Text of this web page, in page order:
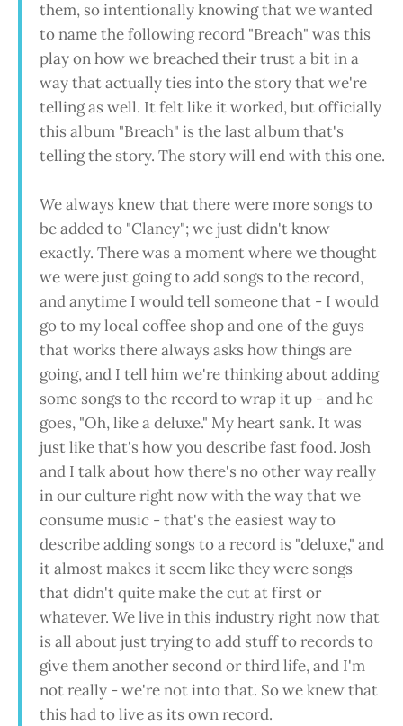
them, so intentionally knowing that we wanted
to name the following record "Breach" was this
play on how we breached their trust a bit in a
way that actually ties into the story that we're
telling as well. It felt like it worked, but officially
this album "Breach" is the last album that's
telling the story. The story will end with this one.
We always knew that there were more songs to
be added to "Clancy"; we just didn't know
exactly. There was a moment where we thought
we were just going to add songs to the record,
and anytime I would tell someone that - I would
go to my local coffee shop and one of the guys
that works there always asks how things are
going, and I tell him we're thinking about adding
some songs to the record to wrap it up - and he
goes, "Oh, like a deluxe." My heart sank. It was
just like that's how you describe fast food. Josh
and I talk about how there's no other way really
in our culture right now with the way that we
consume music - that's the easiest way to
describe adding songs to a record is "deluxe," and
it almost makes it seem like they were songs
that didn't quite make the cut at first or
whatever. We live in this industry right now that
is all about just trying to add stuff to records to
give them another second or third life, and I'm
not really - we're not into that. So we knew that
this had to live as its own record.